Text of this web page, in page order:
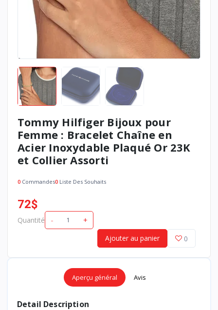
Tommy Hilfiger Bijoux pour
Femme : Bracelet Chaîne en
Acier Inoxydable Plaqué Or 23K
et Collier Assorti
0 Commandes0 Liste Des Souhaits
72$
Quantité - +
Ajouter au panier 0
Aperçu général Avis
Detail Description